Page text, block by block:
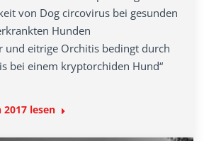
von Dog circovirus bei gesunden
Hunden
und eitrige Orchitis bedingt durch
bei einem kryptorchiden Hund“
lesen